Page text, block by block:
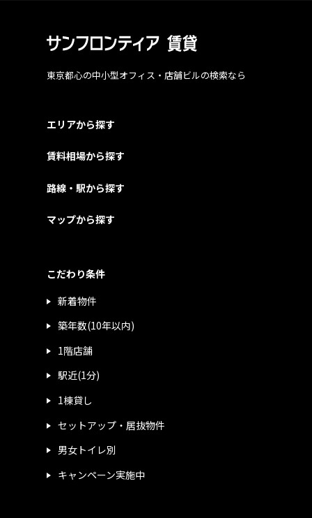
東京都心の中小型オフィス・店舗ビルの検索なら
エリアから探す
賃料相場から探す
路線・駅から探す
マップから探す
こだわり条件
新着物件
築年数(10年以内)
1階店舗
駅近(1分)
1棟貸し
セットアップ・居抜物件
男女トイレ別
キャンペーン実施中